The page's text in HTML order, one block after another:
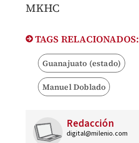
MKHC
TAGS RELACIONADOS:
Guanajuato (estado)
Manuel Doblado
Redacción
digital@milenio.com